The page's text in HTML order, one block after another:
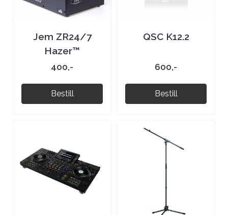
Jem ZR24/7
Hazer™
400,-
Bestill
QSC K12.2
600,-
Bestill